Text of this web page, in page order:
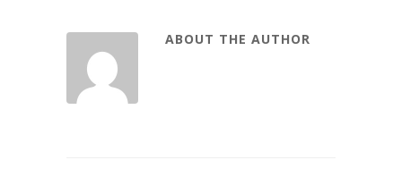
ABOUT THE AUTHOR